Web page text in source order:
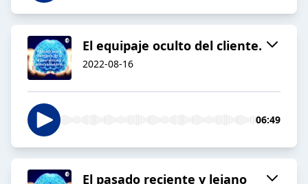
El equipaje oculto del cliente.
2022-08-16
06:49
El pasado reciente y lejano